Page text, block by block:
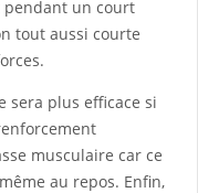
pendant un court
tout aussi courte
sera plus efficace si
musculaire car ce
au repos. Enfin,